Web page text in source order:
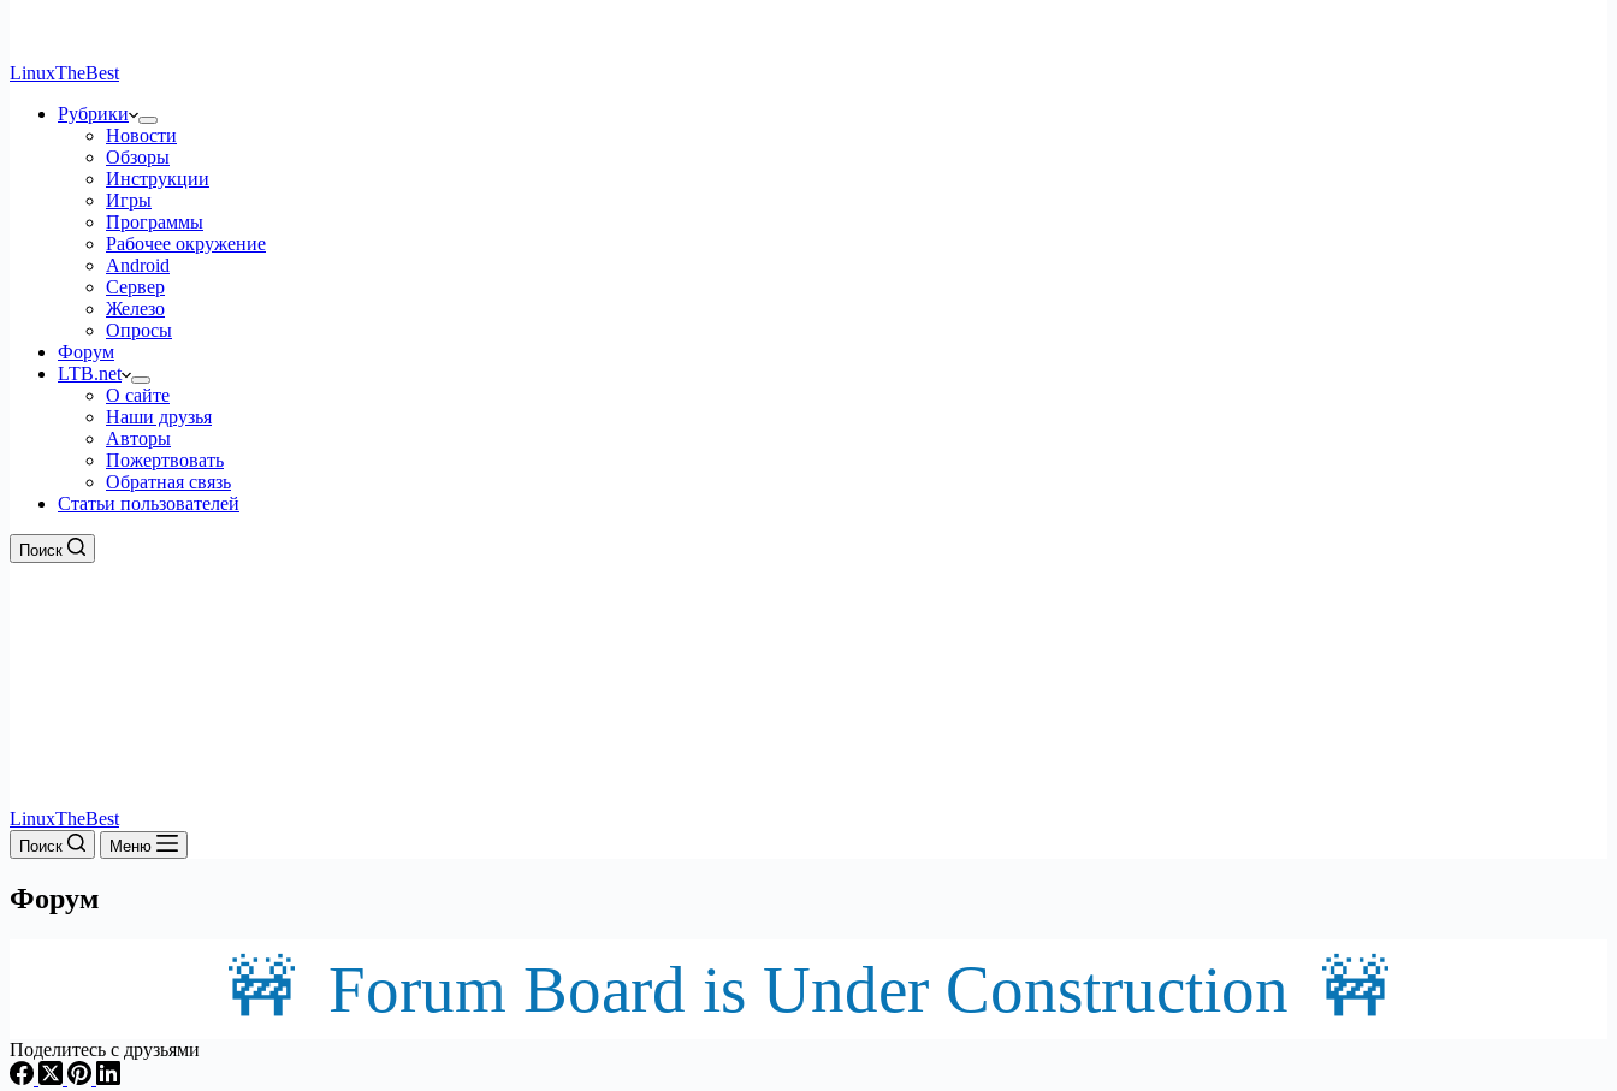
LinuxTheBest
Рубрики
Новости
Обзоры
Инструкции
Игры
Программы
Рабочее окружение
Android
Сервер
Железо
Опросы
Форум
LTB.net
О сайте
Наши друзья
Авторы
Пожертвовать
Обратная связь
Статьи пользователей
Поиск
LinuxTheBest
Поиск Меню
Форум
🚧 Forum Board is Under Construction 🚧
Поделитесь с друзьями